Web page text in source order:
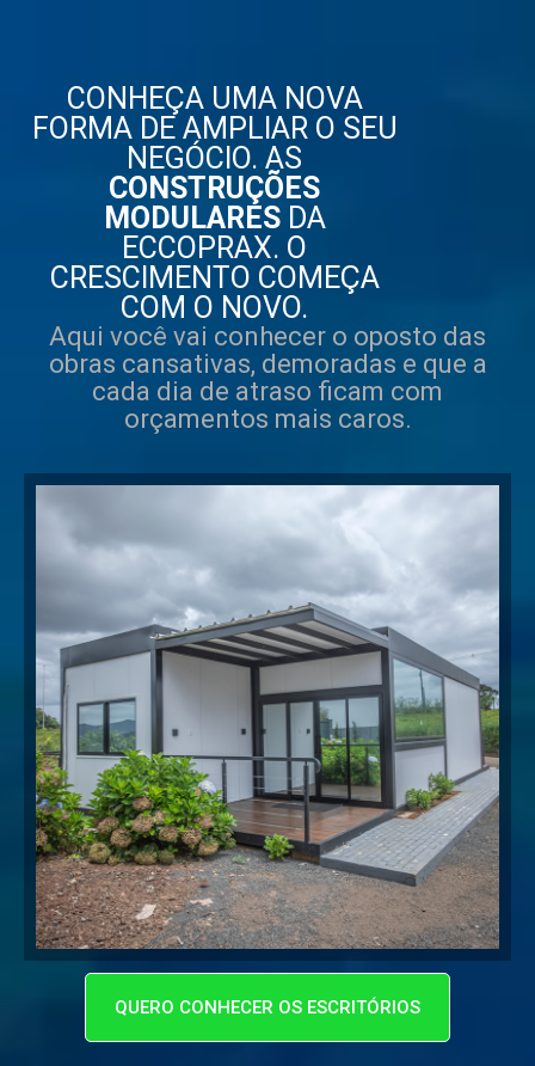
CONHEÇA UMA NOVA
FORMA DE AMPLIAR O SEU
NEGÓCIO. AS
CONSTRUÇÕES
MODULARESDA
ECCOPRAX. O
CRESCIMENTO COMEÇA
COM O NOVO.
Aqui você vai conhecer o oposto das
obras cansativas, demoradas e que a
cada dia de atraso ficam com
orçamentos mais caros.
QUERO CONHECER OS ESCRITÓRIOS